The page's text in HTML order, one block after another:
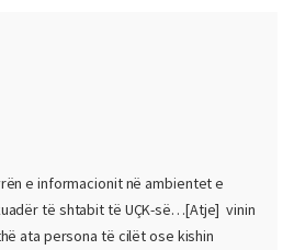
e informacionit në ambientet e
të shtabit të UÇK-së…[Atje] vinin
ata persona të cilët ose kishin